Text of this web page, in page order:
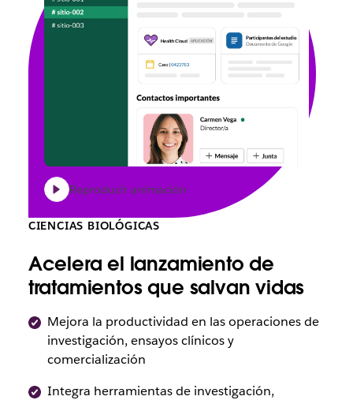
Reproducir animación
CIENCIAS BIOLÓGICAS
Acelera el lanzamiento de
tratamientos que salvan vidas
Mejora la productividad en las operaciones de
investigación, ensayos clínicos y
comercialización
Integra herramientas de investigación,